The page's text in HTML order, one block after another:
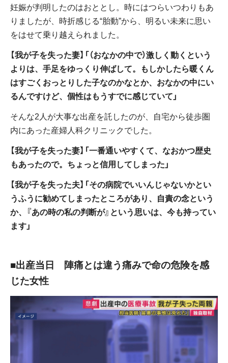
妊娠が判明したのはおととし。時にはつらいつわりもあ
りましたが、時折感じる“胎動”から、明るい未来に思い
をはせて乗り越えられました。
【我が子を失った妻】「（おなかの中で）激しく動くという
よりは、手足をゆっくり伸ばして。もしかしたら暖くん
はすごくおっとりした子なのかなとか、おなかの中にい
るんですけど、個性はもうすでに感じていて」
そんな2人が大事な出産を託したのが、自宅から徒歩圏
内にあった産婦人科クリニックでした。
【我が子を失った妻】「一番通いやすくて、なおかつ歴史
もあったので。ちょっと信用してしまった」
【我が子を失った夫】「その病院でいいんじゃないかとい
うふうに勧めてしまったところがあり、自責の念という
か、『あの時の私の判断が』という思いは、今も持ってい
ます」
■出産当日 陣痛とは違う痛みで命の危険を感
じた女性